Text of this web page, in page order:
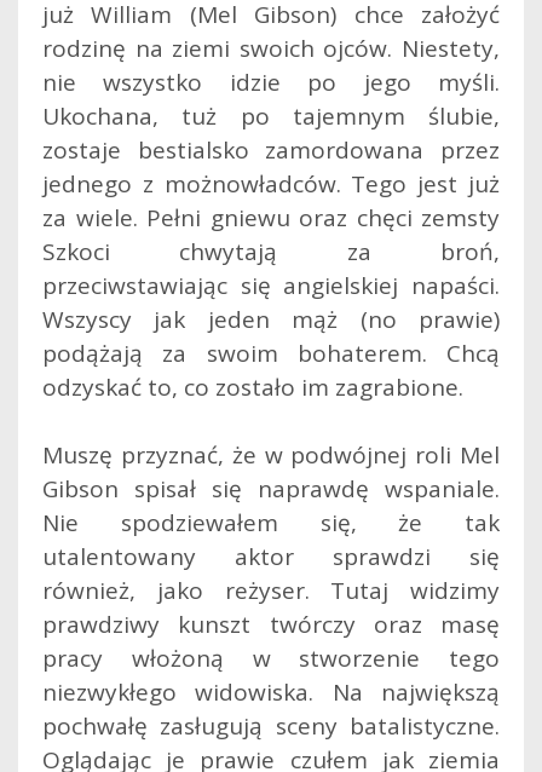
już William (Mel Gibson) chce założyć
rodzinę na ziemi swoich ojców. Niestety,
nie wszystko idzie po jego myśli.
Ukochana, tuż po tajemnym ślubie,
zostaje bestialsko zamordowana przez
jednego z możnowładców. Tego jest już
za wiele. Pełni gniewu oraz chęci zemsty
Szkoci chwytają za broń,
przeciwstawiając się angielskiej napaści.
Wszyscy jak jeden mąż (no prawie)
podążają za swoim bohaterem. Chcą
odzyskać to, co zostało im zagrabione.
Muszę przyznać, że w podwójnej roli Mel
Gibson spisał się naprawdę wspaniale.
Nie spodziewałem się, że tak
utalentowany aktor sprawdzi się
również, jako reżyser. Tutaj widzimy
prawdziwy kunszt twórczy oraz masę
pracy włożoną w stworzenie tego
niezwykłego widowiska. Na największą
pochwałę zasługują sceny batalistyczne.
Oglądając je prawie czułem jak ziemia